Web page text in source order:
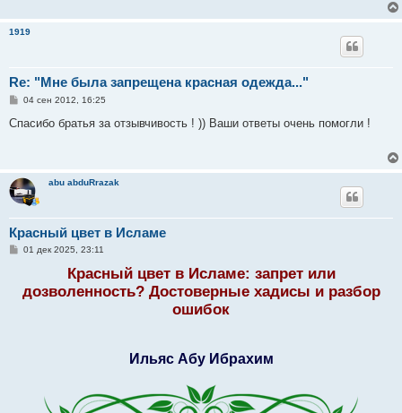
1919
Re: "Мне была запрещена красная одежда..."
С
о
и
е
04 сен 2012, 16:25
Спасибо братья за отзывчивость ! )) Ваши ответы очень помогли !
abu abduRrazak
Красный цвет в Исламе
С
щ
01 дек 2025, 23:11
Красный цвет в Исламе: запрет или
дозволенность? Достоверные хадисы и разбор
ошибок
Ильяс Абу Ибрахим